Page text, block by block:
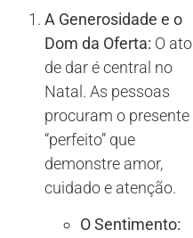
A Generosidade e o
Dom da Oferta: O ato
de dar é central no
Natal. As pessoas
procuram o presente
“perfeito” que
demonstre amor,
cuidado e atenção.
O Sentimento: